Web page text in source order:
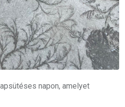
napon, amelyet